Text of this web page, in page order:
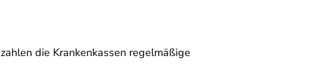
die Krankenkassen regelmäßige